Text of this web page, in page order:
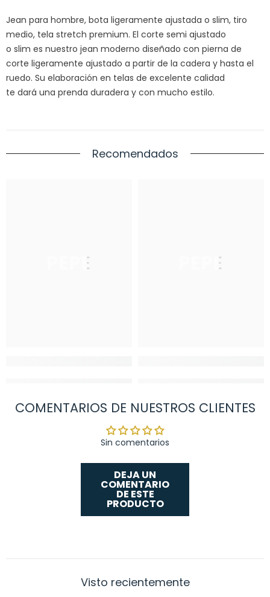
Jean para hombre, bota ligeramente ajustada o slim, tiro
medio, tela stretch premium. El corte semi ajustado
o slim es nuestro jean moderno diseñado con pierna de
corte ligeramente ajustado a partir de la cadera y hasta el
ruedo. Su elaboración en telas de excelente calidad
te dará una prenda duradera y con mucho estilo.
Recomendados
PEPE PEPE
COMENTARIOS DE NUESTROS CLIENTES
Sin comentarios
DEJA UN
COMENTARIO
DE ESTE
PRODUCTO
Visto recientemente